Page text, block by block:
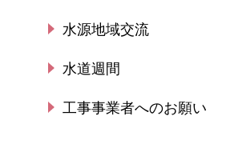
水源地域交流
水道週間
工事事業者へのお願い